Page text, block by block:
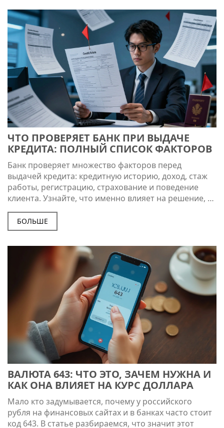
ЧТО ПРОВЕРЯЕТ БАНК ПРИ ВЫДАЧЕ
КРЕДИТА: ПОЛНЫЙ СПИСОК ФАКТОРОВ
Банк проверяет множество факторов перед
выдачей кредита: кредитную историю, доход, стаж
работы, регистрацию, страхование и поведение
клиента. Узнайте, что именно влияет на решение, и
как повысить шансы на одобрение.
БОЛЬШЕ
ВАЛЮТА 643: ЧТО ЭТО, ЗАЧЕМ НУЖНА И
КАК ОНА ВЛИЯЕТ НА КУРС ДОЛЛАРА
Мало кто задумывается, почему у российского
рубля на финансовых сайтах и в банках часто стоит
код 643. В статье разбираемся, что значит этот